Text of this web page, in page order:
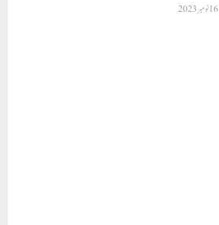
16 نومبر 2023